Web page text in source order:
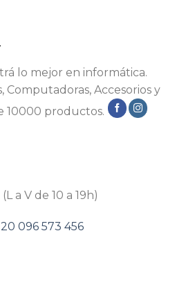
lo mejor en informática.
Computadoras, Accesorios y
10000 productos.
a V de 10 a 19h)
096 573 456